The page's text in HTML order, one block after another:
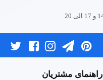
راهنمای مشتریان